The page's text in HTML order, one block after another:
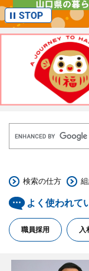
まちづくり
県政情報
情
報
探
す
検索の仕方
よく使われて
職員採用 入
メ